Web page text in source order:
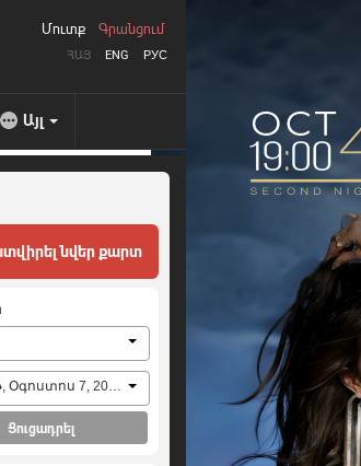
ՀԱՅ ENG РУС
Մուտք Գրանցում
Այլ
նվեր քարտ
Ուրբաթ, Օգոստոս 7, 2026
Ցուցադրել